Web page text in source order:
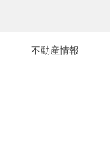
不動産情報